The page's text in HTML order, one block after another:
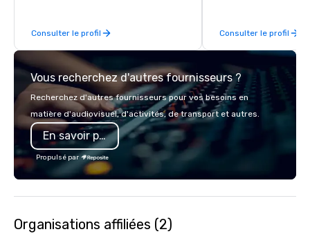
Consulter le profil Consulter le profil
Vous recherchez d'autres fournisseurs ?
Recherchez d'autres fournisseurs pour vos besoins en
matière d'audiovisuel, d'activités, de transport et autres.
En savoir plus
Propulsé par
Organisations affiliées (2)